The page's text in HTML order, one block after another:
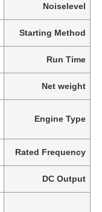
Noiselevel
Starting Method
Run Time
Net weight
Engine Type
Rated Frequency
DC Output